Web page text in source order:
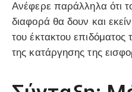
Ανέφερε παράλληλα ότι
διαφορά θα δουν και
του έκτακτου
της κατάργησης της